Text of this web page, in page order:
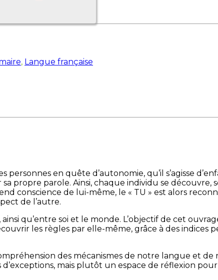
, Langue française
en quête d’autonomie, qu’il s’agisse
propre parole. Ainsi, chaque individu se
conscience de lui-même, le « TU » est alors
de l’autre.
qu’entre soi et le monde. L’objectif de cet
les règles par elle-même, grâce à des
des mécanismes de notre langue et de
mais plutôt un espace de réflexion